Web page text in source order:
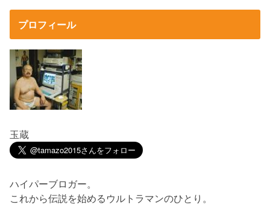
プロフィール
玉蔵
ハイパーブロガー。
これから伝説を始めるウルトラマンのひとり。